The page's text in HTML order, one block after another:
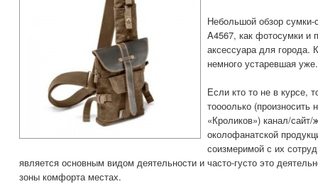
Небольшой обзор сумки-
A4567, как фотосумки и
аксессуара для города.
немного устаревшая уже.
Если кто то не в курсе,
тоооолько (произносить
«Кроликов») канал/
околофанатской
соизмеримой с их
является основным видом деятельности и часто-густо это
зоны комфорта местах.